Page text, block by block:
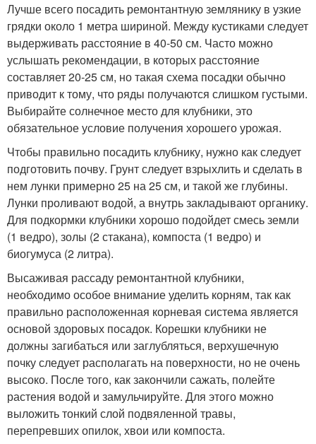
Лучше всего посадить ремонтантную землянику в узкие
грядки около 1 метра шириной. Между кустиками следует
выдерживать расстояние в 40-50 см. Часто можно
услышать рекомендации, в которых расстояние
составляет 20-25 см, но такая схема посадки обычно
приводит к тому, что ряды получаются слишком густыми.
Выбирайте солнечное место для клубники, это
обязательное условие получения хорошего урожая.
Чтобы правильно посадить клубнику, нужно как следует
подготовить почву. Грунт следует взрыхлить и сделать в
нем лунки примерно 25 на 25 см, и такой же глубины.
Лунки проливают водой, а внутрь закладывают органику.
Для подкормки клубники хорошо подойдет смесь земли
(1 ведро), золы (2 стакана), компоста (1 ведро) и
биогумуса (2 литра).
Высаживая рассаду ремонтантной клубники,
необходимо особое внимание уделить корням, так как
правильно расположенная корневая система является
основой здоровых посадок. Корешки клубники не
должны загибаться или заглубляться, верхушечную
почку следует располагать на поверхности, но не очень
высоко. После того, как закончили сажать, полейте
растения водой и замульчируйте. Для этого можно
выложить тонкий слой подвяленной травы,
перепревших опилок, хвои или компоста.